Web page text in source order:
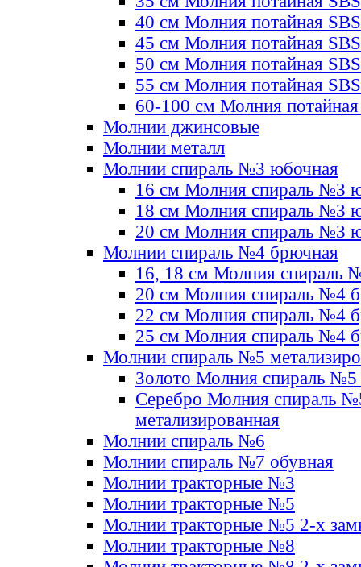
40 см Молния потайная SBS
45 см Молния потайная SBS
50 см Молния потайная SBS
55 см Молния потайная SBS
60-100 см Молния
Молнии джинсовые
Молнии металл
Молнии спираль №3 юбочная
16 см Молния спираль №3
18 см Молния спираль №3
20 см Молния спираль №3
Молнии спираль №4 брючная
16, 18 см Молния спираль
20 см Молния спираль №4
22 см Молния спираль №4
25 см Молния спираль №4
Молнии спираль №5
Золото Молния спираль №5
Серебро Молния спираль
метализированная
Молнии спираль №6
Молнии спираль №7 обувная
Молнии тракторные №3
Молнии тракторные №5
Молнии тракторные №5 2-х
Молнии тракторные №8